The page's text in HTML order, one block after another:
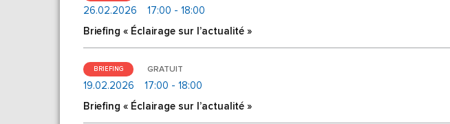
26.02.2026
17:00 - 18:00
Briefing « Éclairage sur l’actualité »
BRIEFING GRATUIT
19.02.2026
17:00 - 18:00
Briefing « Éclairage sur l’actualité »